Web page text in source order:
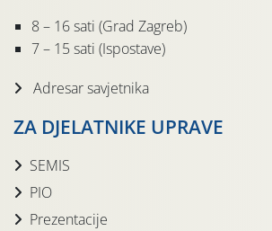
8 – 16 sati (Grad Zagreb)
7 – 15 sati (Ispostave)
Adresar savjetnika
ZA DJELATNIKE UPRAVE
SEMIS
PIO
Prezentacije